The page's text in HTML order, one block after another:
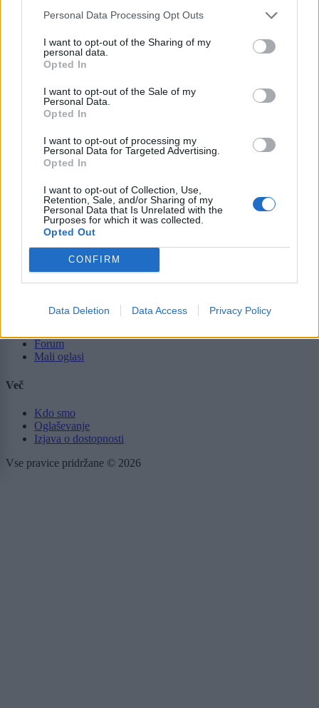
Personal Data Processing Opt Outs
I want to opt-out of the Sharing of my
personal data.
Opted In
I want to opt-out of the Sale of my
Personal Data.
Opted In
I want to opt-out of processing my
Personal Data for Targeted Advertising.
Opted In
I want to opt-out of Collection, Use,
Retention, Sale, and/or Sharing of my
Personal Data that Is Unrelated with the
Purposes for which it was collected.
Opted Out
CONFIRM
Data Deletion Data Access Privacy Policy
dolenjskainfo.com•ljubljanainfo.com•gorenjskainfo.com•
Tematike
Slovenija
Svet
Politika
Gospodarstvo
Kronika
Zdravje
Šport
Kultura
Scena
Zadnje novice
Dogodki
Forum
Mali oglasi
Več
Kdo smo
Oglaševanje
Izjava o dostopnosti
Vse pravice pridržane © 2026